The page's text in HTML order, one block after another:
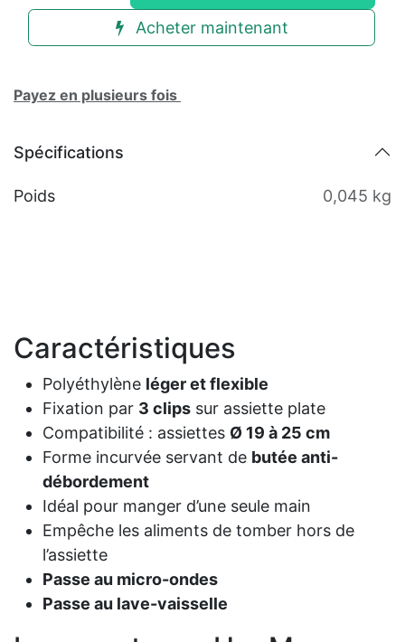
Acheter maintenant
Payez en plusieurs fois
Spécifications
Poids 0,045 kg
Caractéristiques
Polyéthylène léger et flexible
Fixation par 3 clips sur assiette plate
Compatibilité : assiettes Ø 19 à 25 cm
Forme incurvée servant de butée anti-
débordement
Idéal pour manger d’une seule main
Empêche les aliments de tomber hors de
l’assiette
Passe au micro-ondes
Passe au lave-vaisselle